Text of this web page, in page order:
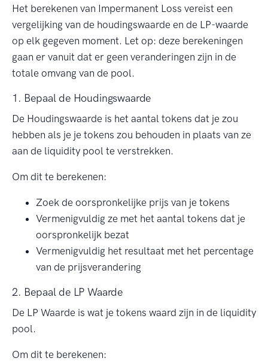
Het berekenen van Impermanent Loss vereist een
vergelijking van de houdingswaarde en de LP-waarde
op elk gegeven moment. Let op: deze berekeningen
gaan er vanuit dat er geen veranderingen zijn in de
totale omvang van de pool.
1. Bepaal de Houdingswaarde
De Houdingswaarde is het aantal tokens dat je zou
hebben als je je tokens zou behouden in plaats van ze
aan de liquidity pool te verstrekken.
Om dit te berekenen:
Zoek de oorspronkelijke prijs van je tokens
Vermenigvuldig ze met het aantal tokens dat je
oorspronkelijk bezat
Vermenigvuldig het resultaat met het percentage
van de prijsverandering
2. Bepaal de LP Waarde
De LP Waarde is wat je tokens waard zijn in de liquidity
pool.
Om dit te berekenen: